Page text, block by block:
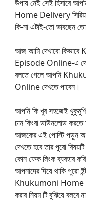
উপায় নেই সেই হিসাবে
Home Delivery
কি-না এটাই-তো ভাবছেন
আজ আমি দেখাবো
Episode Online-এ
বলতে গেলে আপনি
Online দেখতে পাবেন।
আপনি কি খুব সহজেই
চান কিংবা ডাউনলোড করতে
আজকের এই পোস্টি পড়ুন
দেখতে হবে তার পুরো বিষয়টি
কোন ফেক লিংক ব্যবহার
আপনাদের দিয়ে থাকি পুরো
Khukumoni Home
করার নিয়ম টি বুঝিয়ে বলবে